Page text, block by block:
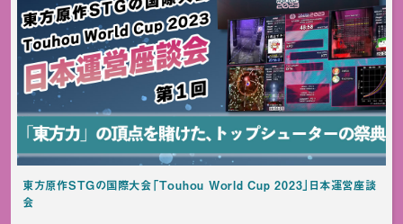
東方原作STGの国際大会「Touhou World Cup 2023」日本運営座談
会